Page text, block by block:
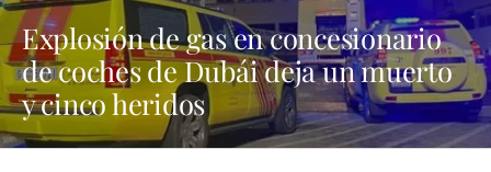
Explosión de gas en concesionario
de coches de Dubái deja un muerto
y cinco heridos